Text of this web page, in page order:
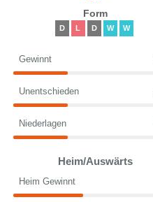
Form
D L D W W
Gewinnt
Unentschieden
Niederlagen
Heim/Auswärts
Heim Gewinnt